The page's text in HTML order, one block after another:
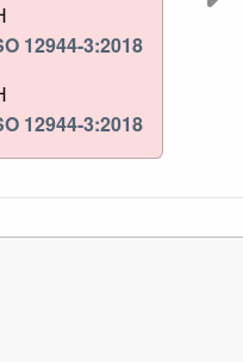
12944-3:2018
12944-3:2018